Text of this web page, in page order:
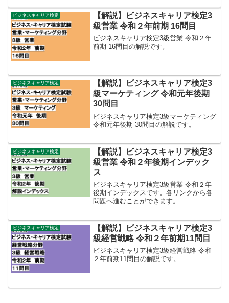
ビジネスキャリア検定
【解説】ビジネスキャリア検定3
級営業 令和２年前期 16問目
ビジネスキャリア検定3級営業 令和２年
前期 16問目の解説です。
ビジネスキャリア検定
【解説】ビジネスキャリア検定3
級マーケティング 令和元年後期
30問目
ビジネスキャリア検定3級マーケティング
令和元年後期 30問目の解説です。
ビジネスキャリア検定
【解説】ビジネスキャリア検定3
級営業 令和２年後期インデック
ス
ビジネスキャリア検定3級営業 令和２年
後期インデックスです。各リンクから各
問題へ進むことができます。
ビジネスキャリア検定
【解説】ビジネスキャリア検定3
級経営戦略 令和２年前期11問目
ビジネスキャリア検定3級経営戦略 令和
２年前期11問目の解説です。